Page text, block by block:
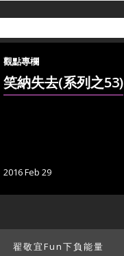
觀點專欄
笑納失去(系列之53)
2016 Feb 29
翟敬宜Fun下負能量